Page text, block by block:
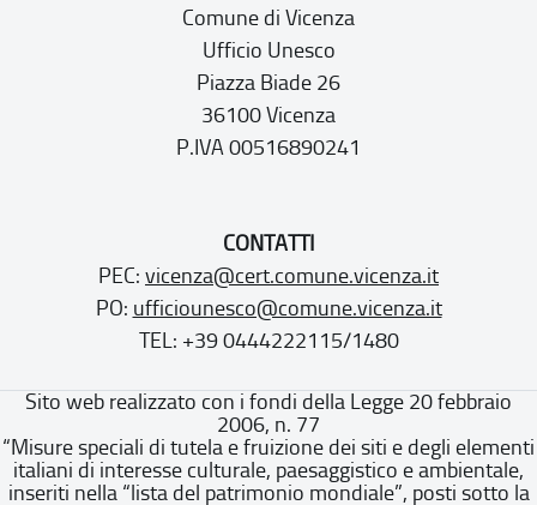
Comune di Vicenza
Ufficio Unesco
Piazza Biade 26
36100 Vicenza
P.IVA 00516890241
CONTATTI
PEC: vicenza@cert.comune.vicenza.it
PO: ufficiounesco@comune.vicenza.it
TEL: +39 0444222115/1480
Sito web realizzato con i fondi della Legge 20 febbraio
2006, n. 77
“Misure speciali di tutela e fruizione dei siti e degli elementi
italiani di interesse culturale, paesaggistico e ambientale,
inseriti nella “lista del patrimonio mondiale”, posti sotto la